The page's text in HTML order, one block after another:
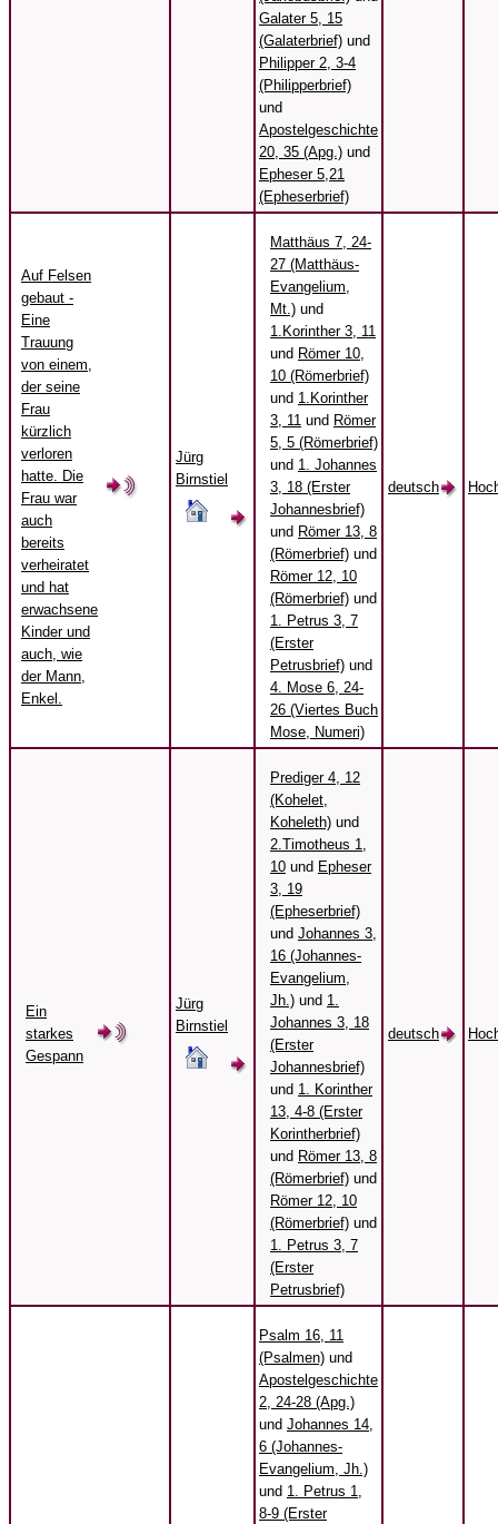
Galater 5, 15
(Galaterbrief) und
Philipper 2, 3-4
(Philipperbrief)
und
Apostelgeschichte
20, 35 (Apg.) und
Epheser 5,21
(Epheserbrief)
Auf Felsen
gebaut -
Eine
Trauung
von einem,
der seine
Frau
kürzlich
verloren
hatte. Die
Frau war
auch
bereits
verheiratet
und hat
erwachsene
Kinder und
auch, wie
der Mann,
Enkel.
Jürg
Birnstiel
Matthäus 7, 24-
27 (Matthäus-
Evangelium,
Mt.) und
1.Korinther 3, 11
und Römer 10,
10 (Römerbrief)
und 1.Korinther
3, 11 und Römer
5, 5 (Römerbrief)
und 1. Johannes
3, 18 (Erster
Johannesbrief)
und Römer 13, 8
(Römerbrief) und
Römer 12, 10
(Römerbrief) und
1. Petrus 3, 7
(Erster
Petrusbrief) und
4. Mose 6, 24-
26 (Viertes Buch
Mose, Numeri)
deutsch
Ein
starkes
Gespann
Jürg
Birnstiel
Prediger 4, 12
(Kohelet,
Koheleth) und
2.Timotheus 1,
10 und Epheser
3, 19
(Epheserbrief)
und Johannes 3,
16 (Johannes-
Evangelium,
Jh.) und 1.
Johannes 3, 18
(Erster
Johannesbrief)
und 1. Korinther
13, 4-8 (Erster
Korintherbrief)
und Römer 13, 8
(Römerbrief) und
Römer 12, 10
(Römerbrief) und
1. Petrus 3, 7
(Erster
Petrusbrief)
deutsch
Psalm 16, 11
(Psalmen) und
Apostelgeschichte
2, 24-28 (Apg.)
und Johannes 14,
6 (Johannes-
Evangelium, Jh.)
und 1. Petrus 1,
8-9 (Erster